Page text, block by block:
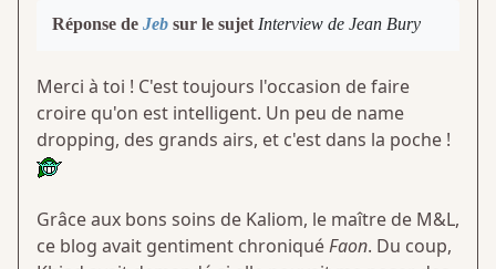
Réponse de Jeb sur le sujet Interview de Jean Bury
Merci à toi ! C'est toujours l'occasion de faire
croire qu'on est intelligent. Un peu de name
dropping, des grands airs, et c'est dans la poche !
Grâce aux bons soins de Kaliom, le maître de M&L,
ce blog avait gentiment chroniquéFaon. Du coup,